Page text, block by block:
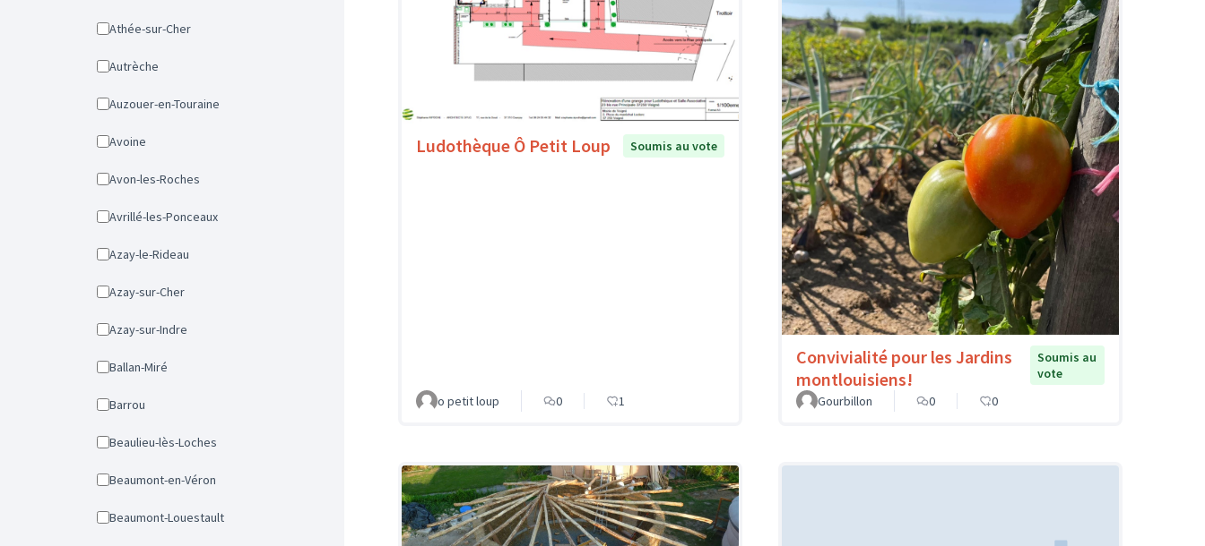
Athée-sur-Cher
Autrèche
Auzouer-en-Touraine
Avoine
Avon-les-Roches
Avrillé-les-Ponceaux
Azay-le-Rideau
Azay-sur-Cher
Azay-sur-Indre
Ballan-Miré
Barrou
Beaulieu-lès-Loches
Beaumont-en-Véron
Beaumont-Louestault
Ludothèque Ô Petit Loup Soumis au vote
o petit loup 0 1
Convivialité pour les Jardins
montlouisiens!
Soumis au
vote
Gourbillon
0 0